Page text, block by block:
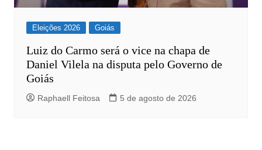
Eleições 2026 Goiás
Luiz do Carmo será o vice na chapa de
Daniel Vilela na disputa pelo Governo de
Goiás
Raphaell Feitosa 5 de agosto de 2026